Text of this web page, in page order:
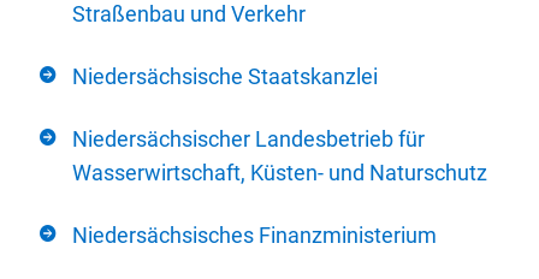
Straßenbau und Verkehr
Niedersächsische Staatskanzlei
Niedersächsischer Landesbetrieb für
Wasserwirtschaft, Küsten- und Naturschutz
Niedersächsisches Finanzministerium